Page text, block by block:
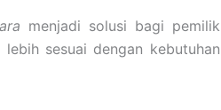
menjadi solusi bagi pemilik
sesuai dengan kebutuhan